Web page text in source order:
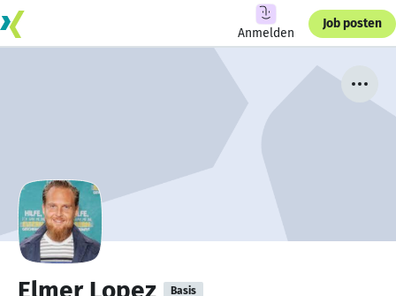
Anmelden
Job posten
Elmer Lopez Basis